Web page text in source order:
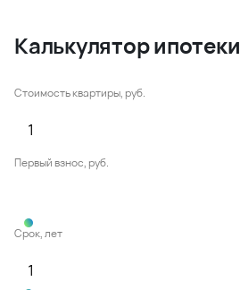
Калькулятор ипотеки
Стоимость квартиры, руб.
Первый взнос, руб.
Срок, лет